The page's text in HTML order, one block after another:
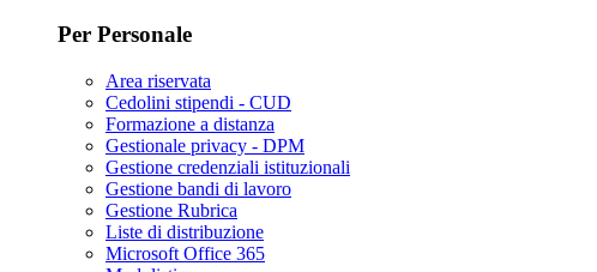
Per Personale
Area riservata
Cedolini stipendi - CUD
Formazione a distanza
Gestionale privacy - DPM
Gestione credenziali istituzionali
Gestione bandi di lavoro
Gestione Rubrica
Liste di distribuzione
Microsoft Office 365